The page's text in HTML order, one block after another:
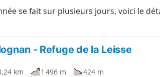
se fait sur plusieurs jours, voici le
- Refuge de la Leisse
km 1 496 m
424 m